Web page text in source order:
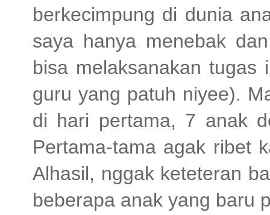
berkecimpung di dunia
saya hanya menebak
bisa melaksanakan tugas
guru yang patuh niyee).
di hari pertama, 7 anak
Pertama-tama agak ribet
Alhasil, nggak keteteran
beberapa anak yang baru